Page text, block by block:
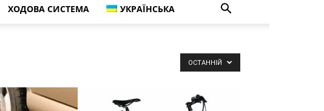
ХОДОВА СИСТЕМА УКРАЇНСЬКА
ОСТАННІЙ